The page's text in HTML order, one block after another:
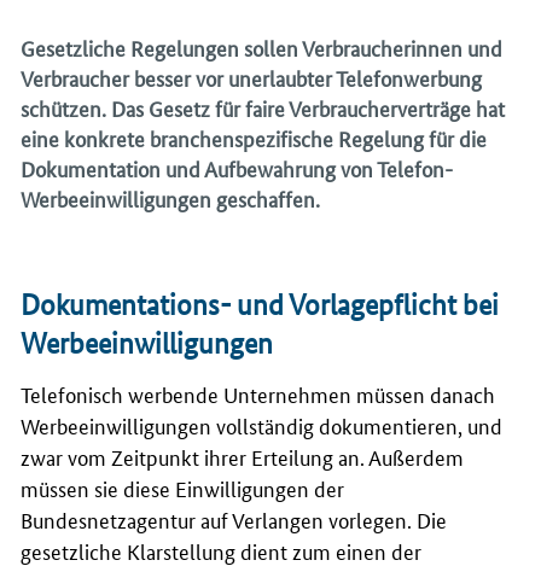
Gesetzliche Regelungen sollen Verbraucherinnen und
Verbraucher besser vor unerlaubter Telefonwerbung
schützen. Das Gesetz für faire Verbraucherverträge hat
eine konkrete branchenspezifische Regelung für die
Dokumentation und Aufbewahrung von Telefon-
Werbeeinwilligungen geschaffen.
Dokumentations- und Vorlagepflicht bei
Werbeeinwilligungen
Telefonisch werbende Unternehmen müssen danach
Werbeeinwilligungen vollständig dokumentieren, und
zwar vom Zeitpunkt ihrer Erteilung an. Außerdem
müssen sie diese Einwilligungen der
Bundesnetzagentur auf Verlangen vorlegen. Die
gesetzliche Klarstellung dient zum einen der